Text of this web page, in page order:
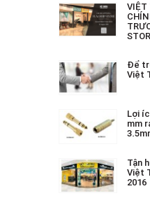
VIỆT
Để
Việt
Lợi
mm
Tận
Việt
2016